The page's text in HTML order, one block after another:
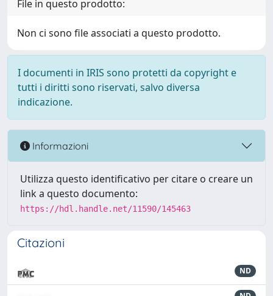
File in questo prodotto:
Non ci sono file associati a questo prodotto.
I documenti in IRIS sono protetti da copyright e
tutti i diritti sono riservati, salvo diversa
indicazione.
Informazioni
Utilizza questo identificativo per citare o creare un
link a questo documento:
https://hdl.handle.net/11590/145463
Citazioni
ND